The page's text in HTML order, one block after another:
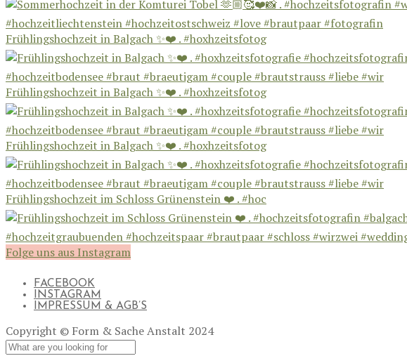
Frühlingshochzeit in Balgach ✨❤️ . #hoxhzeitsfotog
Frühlingshochzeit in Balgach ✨❤️ . #hoxhzeitsfotog
Frühlingshochzeit in Balgach ✨❤️ . #hoxhzeitsfotog
Frühlingshochzeit im Schloss Grünenstein ❤️ . #hoc
Folge uns aus Instagram
FACEBOOK
INSTAGRAM
IMPRESSUM & AGB’S
Copyright © Form & Sache Anstalt 2024